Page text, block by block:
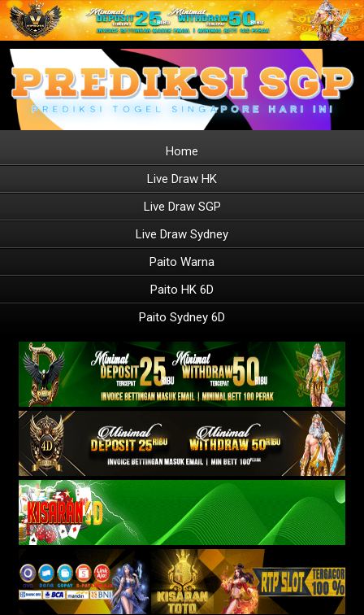
Home
Live Draw HK
Live Draw SGP
Live Draw Sydney
Paito Warna
Paito HK 6D
Paito Sydney 6D